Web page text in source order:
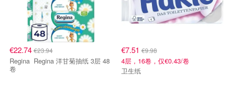
€22.74€23.94
Regina Regina 洋甘菊抽纸 3层 48
卷
€7.51 €9.98
4层，16卷，仅€0.43/卷
卫生纸